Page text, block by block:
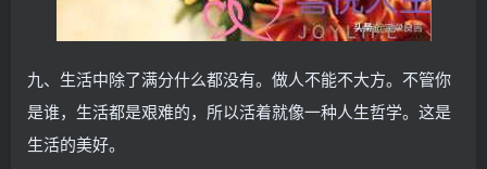
九、生活中除了满分什么都没有。做人不能不大方。不管你
是谁，生活都是艰难的，所以活着就像一种人生哲学。这是
生活的美好。